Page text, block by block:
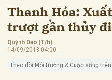
Thanh Hóa:
trượt gần thủy
Quỳnh Dao (T/h)
14/09/2018 04:00
Theo dõi Môi trường & Cuộc sống trên